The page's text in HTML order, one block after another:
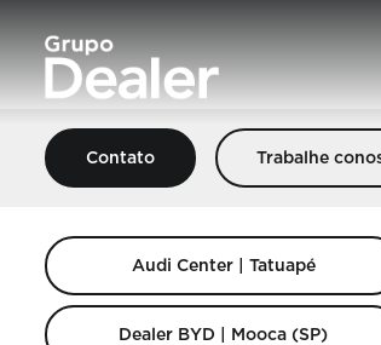
Contato Trabalhe
Audi Center | Tatuapé
Dealer BYD | Mooca (SP)